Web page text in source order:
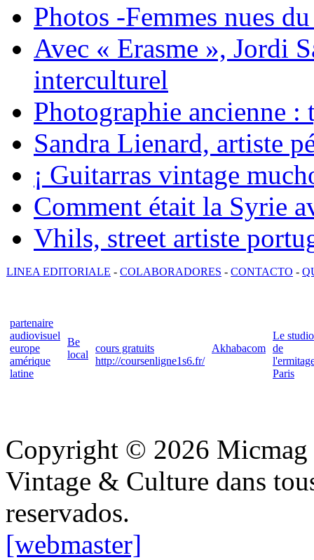
Photos -Femmes nues
Avec « Erasme », Jordi
interculturel
Photographie ancienne :
Sandra Lienard, artiste
¡ Guitarras vintage
Comment était la Syrie
Vhils, street artiste
LINEA EDITORIALE - COLABORADORES - CONTACTO -
partenaire
audiovisuel
europe
amérique
latine
Be
local
cours gratuits
http://coursenligne1s6.fr/
Akhabacom
Le studio
de
Paris
Copyright © 2026 Micmag
Vintage & Culture dans
reservados.
[webmaster]